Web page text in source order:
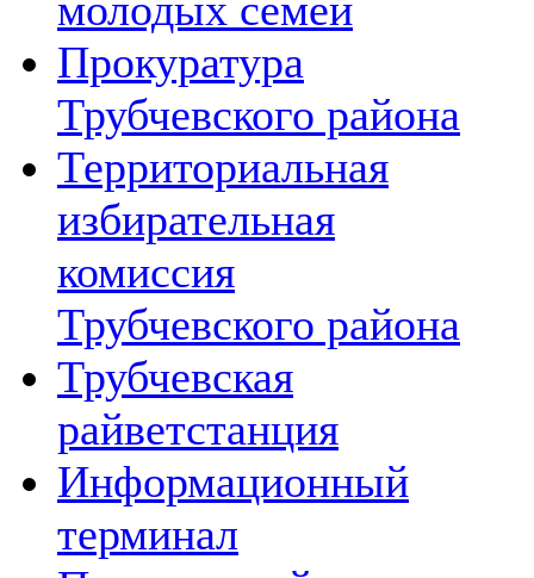
Прокуратура
Трубчевского района
Территориальная
избирательная
комиссия
Трубчевского района
Трубчевская
райветстанция
Информационный
терминал